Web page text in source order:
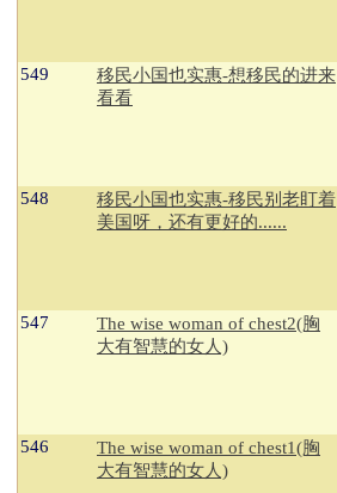
549
移民小国也实惠-想移民的进来
看看
548
移民小国也实惠-移民别老盯着
美国呀，还有更好的......
547
The wise woman of chest2(胸
大有智慧的女人)
546
The wise woman of chest1(胸
大有智慧的女人)